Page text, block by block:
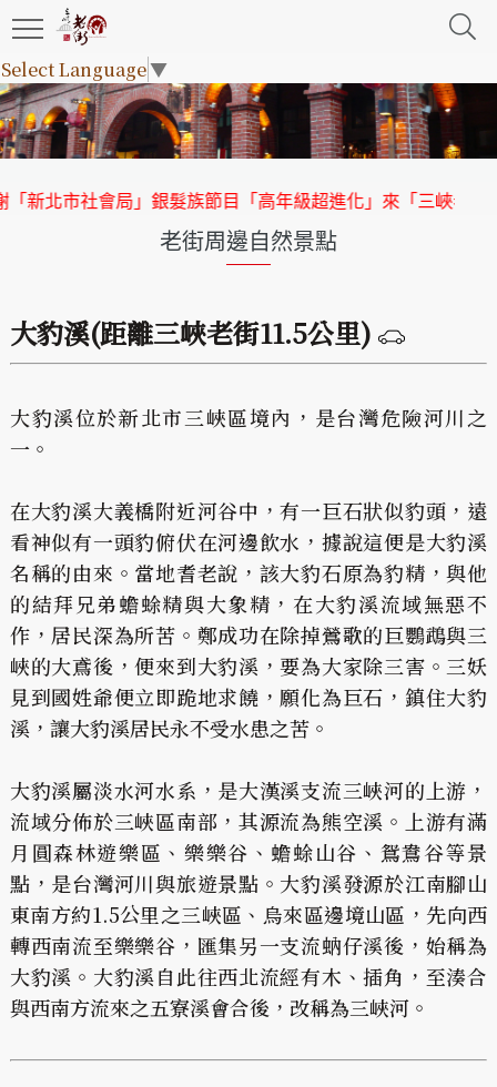
Select Language▼
北市社會局」銀髮族節目「高年級超進化」來「三峽老街」取
老街周邊自然景點
大豹溪(距離三峽老街11.5公里)
大豹溪位於新北市三峽區境內，是台灣危險河川之
一。
在大豹溪大義橋附近河谷中，有一巨石狀似豹頭，遠
看神似有一頭豹俯伏在河邊飲水，據說這便是大豹溪
名稱的由來。當地耆老說，該大豹石原為豹精，與他
的結拜兄弟蟾蜍精與大象精，在大豹溪流域無惡不
作，居民深為所苦。鄭成功在除掉鶯歌的巨鸚鵡與三
峽的大鳶後，便來到大豹溪，要為大家除三害。三妖
見到國姓爺便立即跪地求饒，願化為巨石，鎮住大豹
溪，讓大豹溪居民永不受水患之苦。
大豹溪屬淡水河水系，是大漢溪支流三峽河的上游，
流域分佈於三峽區南部，其源流為熊空溪。上游有滿
月圓森林遊樂區、樂樂谷、蟾蜍山谷、鴛鴦谷等景
點，是台灣河川與旅遊景點。大豹溪發源於江南腳山
東南方約1.5公里之三峽區、烏來區邊境山區，先向西
轉西南流至樂樂谷，匯集另一支流蚋仔溪後，始稱為
大豹溪。大豹溪自此往西北流經有木、插角，至湊合
與西南方流來之五寮溪會合後，改稱為三峽河。